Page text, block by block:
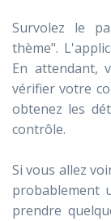
Survolez le
thème".
En attendant,
vérifier votre
obtenez les
contrôle.
Si vous allez
probablement
prendre